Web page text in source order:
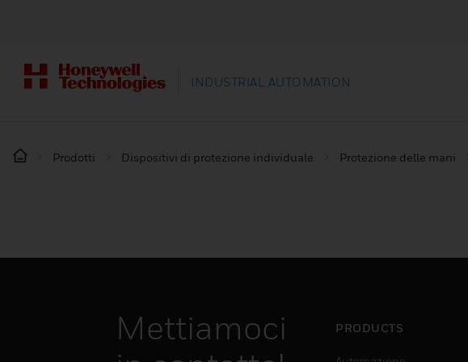
INDUSTRIAL AUTOMATION
Prodotti Dispositivi di protezione individuale Protezione delle mani
Mettiamoci
PRODUCTS